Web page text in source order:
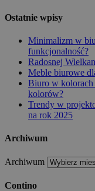
Ostatnie wpisy
Minimalizm w
funkcjonalność?
Radosnej
Meble biurowe
Biuro w kolorach
kolorów?
Trendy w
na rok 2025
Archiwum
Archiwum
Contino